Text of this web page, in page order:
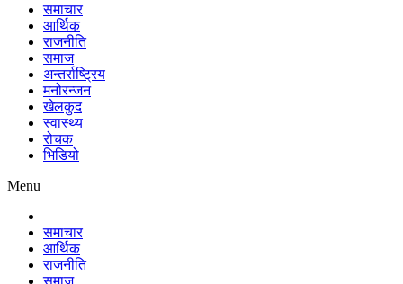
समाचार
आर्थिक
राजनीति
समाज
अन्तर्राष्ट्रिय
मनोरन्जन
खेलकुद
स्वास्थ्य
रोचक
भिडियो
Menu
समाचार
आर्थिक
राजनीति
समाज